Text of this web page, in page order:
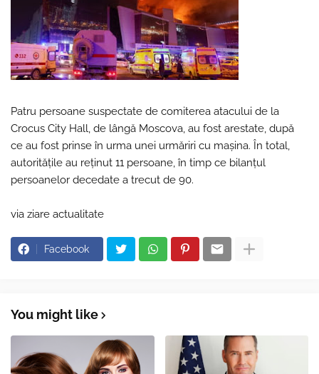
Patru persoane suspectate de comiterea atacului de la
Crocus City Hall, de lângă Moscova, au fost arestate, după
ce au fost prinse în urma unei urmăriri cu maşina. În total,
autorităţile au reţinut 11 persoane, în timp ce bilanţul
persoanelor decedate a trecut de 90.
via ziare actualitate
Facebook
You might like